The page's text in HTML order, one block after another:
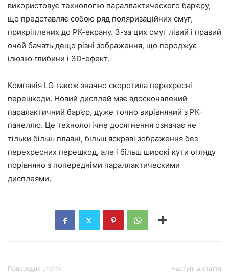
використовує технологію параллактического бар’єру,
що представляє собою ряд поляризаційних смуг,
прикріплених до РК-екрану. З-за цих смуг лівий і правий
очей бачать дещо різні зображення, що породжує
ілюзію глибини і 3D-ефект.
Компанія LG також значно скоротила перехресні
перешкоди. Новий дисплей має вдосконалений
паралактичний бар’єр, дуже точно вирівняний з РК-
панеллю. Це технологічне досягнення означає не
тільки більш плавні, більш яскраві зображення без
перехресних перешкод, але і більш широкі кути огляду
порівняно з попередніми параллактическими
дисплеями.
Попередня стаття Наступна стаття